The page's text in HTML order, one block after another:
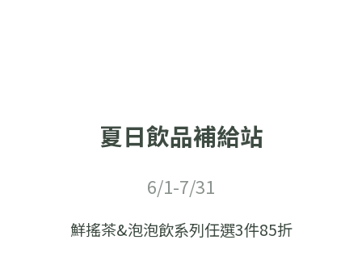
夏日飲品補給站
6/1-7/31
鮮搖茶&泡泡飲系列任選3件85折